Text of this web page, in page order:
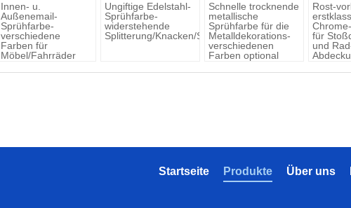
Innen- u.
Außenemail-
Sprühfarbe-
verschiedene
Farben für
Möbel/Fahrräder
Ungiftige Edelstahl-
Sprühfarbe-
widerstehende
Splitterung/Knacken/Schale
Schnelle trocknende
metallische
Sprühfarbe für die
Metalldekorations-
verschiedenen
Farben optional
Rost-
für
und
Über uns
Produkte
Startseite